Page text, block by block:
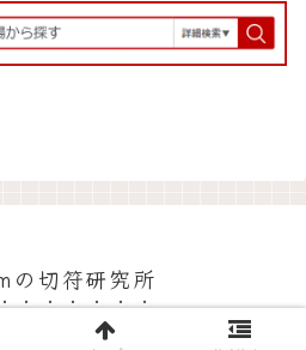
の切符研究所
の切符研究所.